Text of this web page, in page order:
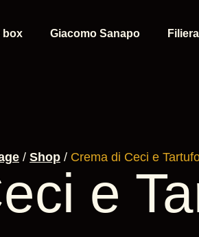
box Giacomo Sanapo Filiera
/ Shop / Crema di Ceci e
e